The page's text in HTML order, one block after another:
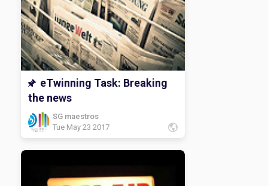
eTwinning Task: Breaking
the news
SG maestros
Tue May 23 2017